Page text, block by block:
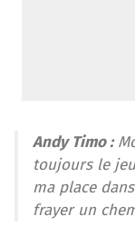
Andy Timo :
toujours le
ma place
frayer un